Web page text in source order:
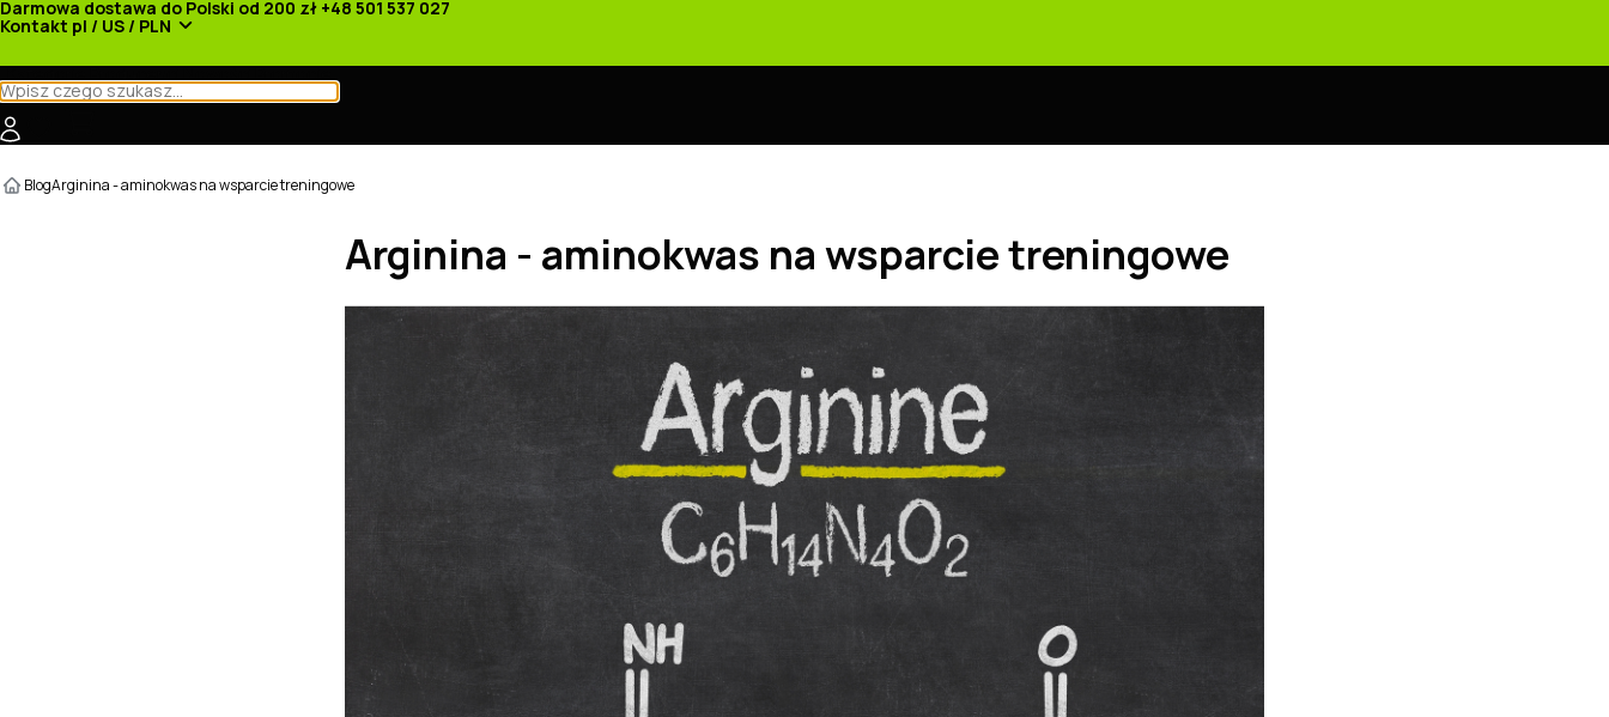
Darmowa dostawa do Polski od 200 zł +48 501 537 027
Kontakt pl / US / PLN
BlogArginina - aminokwas na wsparcie treningowe
Arginina - aminokwas na wsparcie treningowe